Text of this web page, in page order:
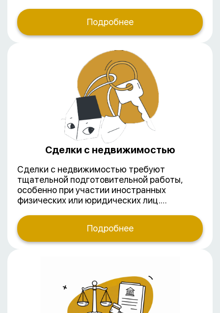
документов с нуля. Мы помогаем
организациям избежать штрафов от
трудовой инспекции, оптимизировать
обеспечить защиту в спорах с работниками.
Подробнее
Сделки с недвижимостью
Сделки с недвижимостью требуют
тщательной подготовительной работы,
особенно при участии иностранных
физических или юридических лиц.
и практика Росреестра делают
обязательным активное участие юриста на
всех этапах сделки.
Подробнее